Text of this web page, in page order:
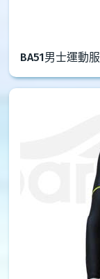
BA51男士運動服